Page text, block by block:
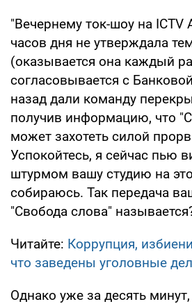
"Вечернему ток-шоу на ICTV
часов дня не утверждала
(оказывается она каждый
согласовывается с
назад дали команду
получив информацию, что
может захотеть силой
Успокойтесь, я сейчас пью
штурмом вашу студию на
собираюсь. Так передача
"Свобода слова"
Читайте: Коррупция,
что заведены уголовные
Однако уже за десять